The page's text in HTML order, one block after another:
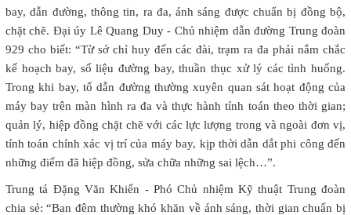
bay, dẫn đường, thông tin, ra đa, ánh sáng được chuẩn bị đồng bộ,
chặt chẽ. Đại úy Lê Quang Duy - Chủ nhiệm dẫn đường Trung đoàn
929 cho biết: “Từ sở chỉ huy đến các đài, trạm ra đa phải nắm chắc
kế hoạch bay, số liệu đường bay, thuần thục xử lý các tình huống.
Trong khi bay, tổ dẫn đường thường xuyên quan sát hoạt động của
máy bay trên màn hình ra đa và thực hành tính toán theo thời gian;
quản lý, hiệp đồng chặt chẽ với các lực lượng trong và ngoài đơn vị,
tính toán chính xác vị trí của máy bay, kịp thời dẫn dắt phi công đến
những điểm đã hiệp đồng, sửa chữa những sai lệch…”.
Trung tá Đặng Văn Khiển - Phó Chủ nhiệm Kỹ thuật Trung đoàn
chia sẻ: “Ban đêm thường khó khăn về ánh sáng, thời gian chuẩn bị